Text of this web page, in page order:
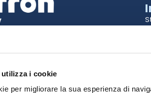
i cookie
per migliorare la sua esperienza di